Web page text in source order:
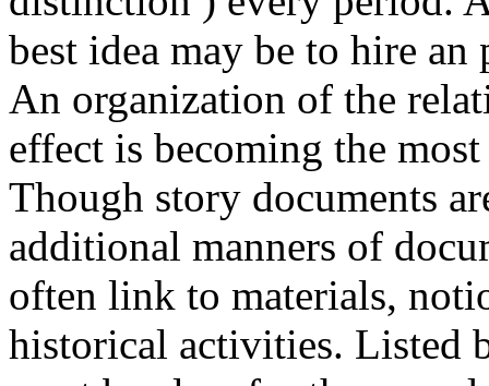
best idea may be to hire
An organization of the
effect is becoming the
Though story documents
additional manners of
often link to materials,
historical activities. Listed